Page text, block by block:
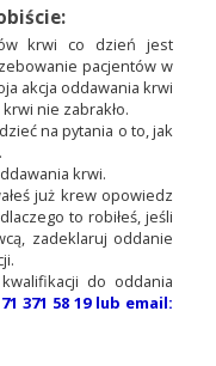
krwi co dzień jest
pacjentów w
akcja oddawania krwi
nie zabrakło.
na pytania o to, jak
krwi.
już krew opowiedz
to robiłeś, jeśli
zadeklaruj oddanie
do oddania
371 58 19 lub email: